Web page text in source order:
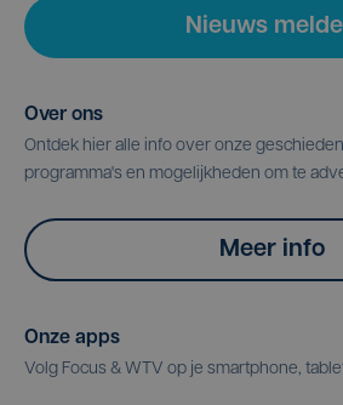
Nieuws
Over ons
Ontdek hier alle info over onze
programma's en mogelijkheden om te
Meer info
Onze apps
Volg Focus & WTV op je smartphone,